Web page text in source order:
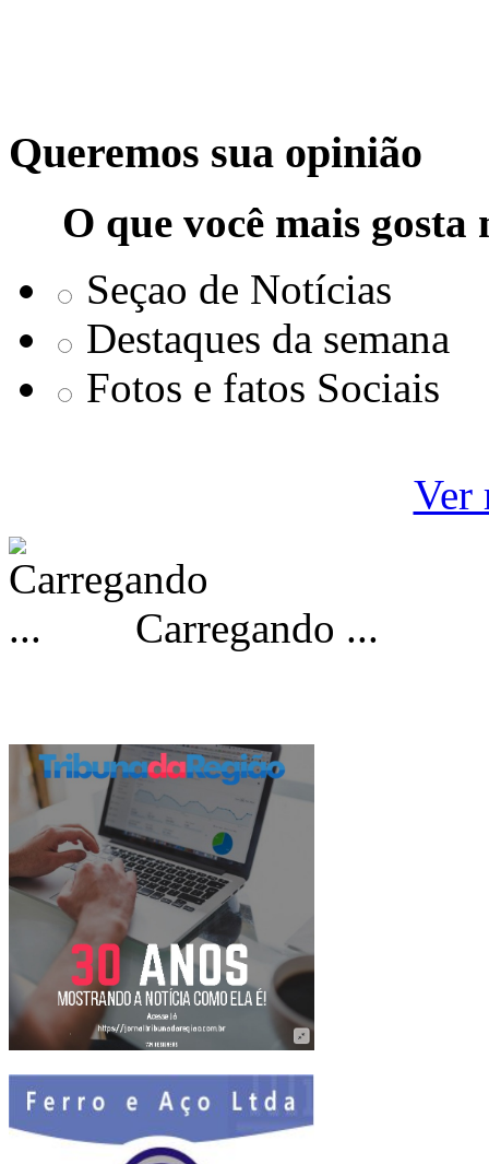
Queremos sua opinião
O que você mais
Seçao de Notícias
Destaques da semana
Fotos e fatos Sociais
Ver
Carregando ...